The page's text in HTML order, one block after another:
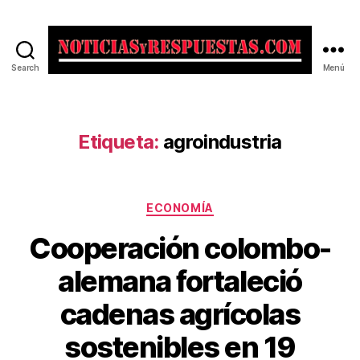
Search Menú
Etiqueta: agroindustria
Categorías
ECONOMÍA
Cooperación colombo-
alemana fortaleció
cadenas agrícolas
sostenibles en 19